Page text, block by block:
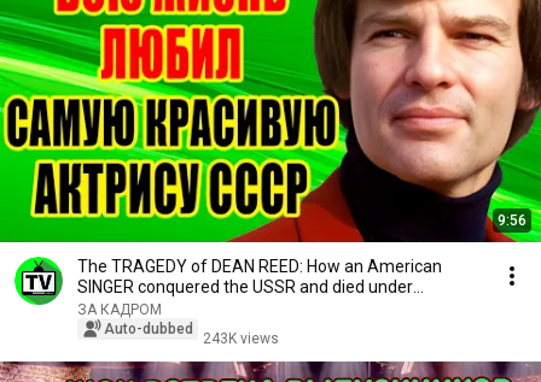
9:56
The TRAGEDY of DEAN REED: How an American
SINGER conquered the USSR and died under
STRANGE circum...
ЗА КАДРОМ
Auto-dubbed
243K views